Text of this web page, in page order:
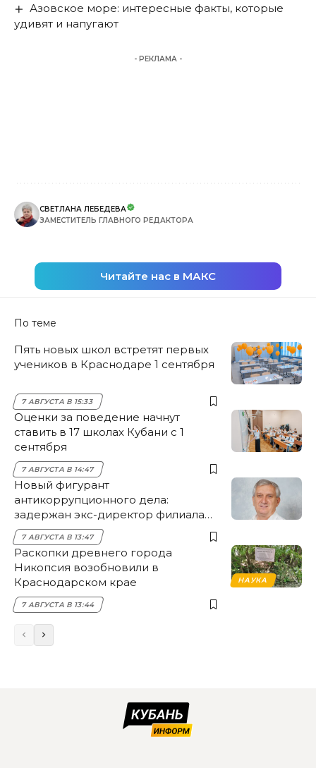
Азовское море: интересные факты, которые
удивят и напугают
- РЕКЛАМА -
СВЕТЛАНА ЛЕБЕДЕВА
ЗАМЕСТИТЕЛЬ ГЛАВНОГО РЕДАКТОРА
Читайте нас в МАКС
По теме
Пять новых школ встретят первых
учеников в Краснодаре 1 сентября
7 АВГУСТА В 15:33
Оценки за поведение начнут
ставить в 17 школах Кубани с 1
сентября
7 АВГУСТА В 14:47
Новый фигурант
антикоррупционного дела:
задержан экс-директор филиала
НЭСК Крымска
7 АВГУСТА В 13:47
НАУКА
Раскопки древнего города
Никопсия возобновили в
Краснодарском крае
7 АВГУСТА В 13:44